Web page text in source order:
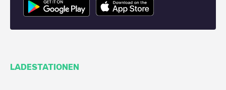
LADESTATIONEN